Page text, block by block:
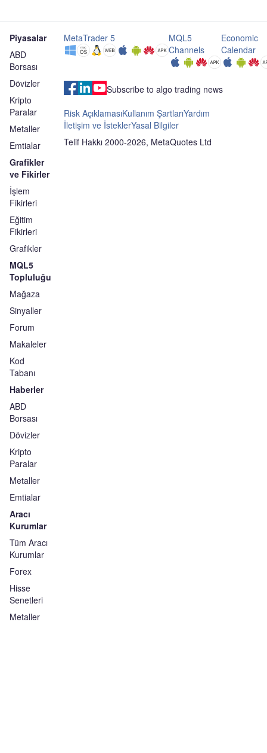
Piyasalar
ABD
Borsası
Dövizler
Kripto
Paralar
Metaller
Emtialar
Grafikler
ve Fikirler
İşlem
Fikirleri
Eğitim
Fikirleri
Grafikler
MQL5
Topluluğu
Mağaza
Sinyaller
Forum
Makaleler
Kod
Tabanı
Haberler
ABD
Borsası
Dövizler
Kripto
Paralar
Metaller
Emtialar
Aracı
Kurumlar
Tüm Aracı
Kurumlar
Forex
Hisse
Senetleri
Metaller
MetaTrader 5
MQL5
Channels
Economic
Calendar
Subscribe to algo trading news
Risk AçıklamasıKullanım ŞartlarıYardım
İletişim ve İsteklerYasal Bilgiler
Telif Hakkı 2000-2026, MetaQuotes Ltd